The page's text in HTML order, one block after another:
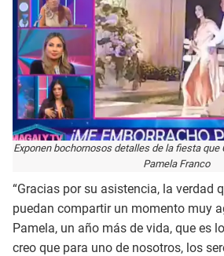
Exponen bochornosos detalles de la fiesta que
Pamela Franco
“Gracias por su asistencia, la verdad
puedan compartir un momento muy
Pamela, un año más de vida, que es
creo que para uno de nosotros, los